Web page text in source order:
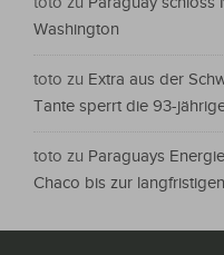
Washington
toto zu Extra aus der
Tante sperrt die 93-
toto zu Paraguays
Chaco bis zur